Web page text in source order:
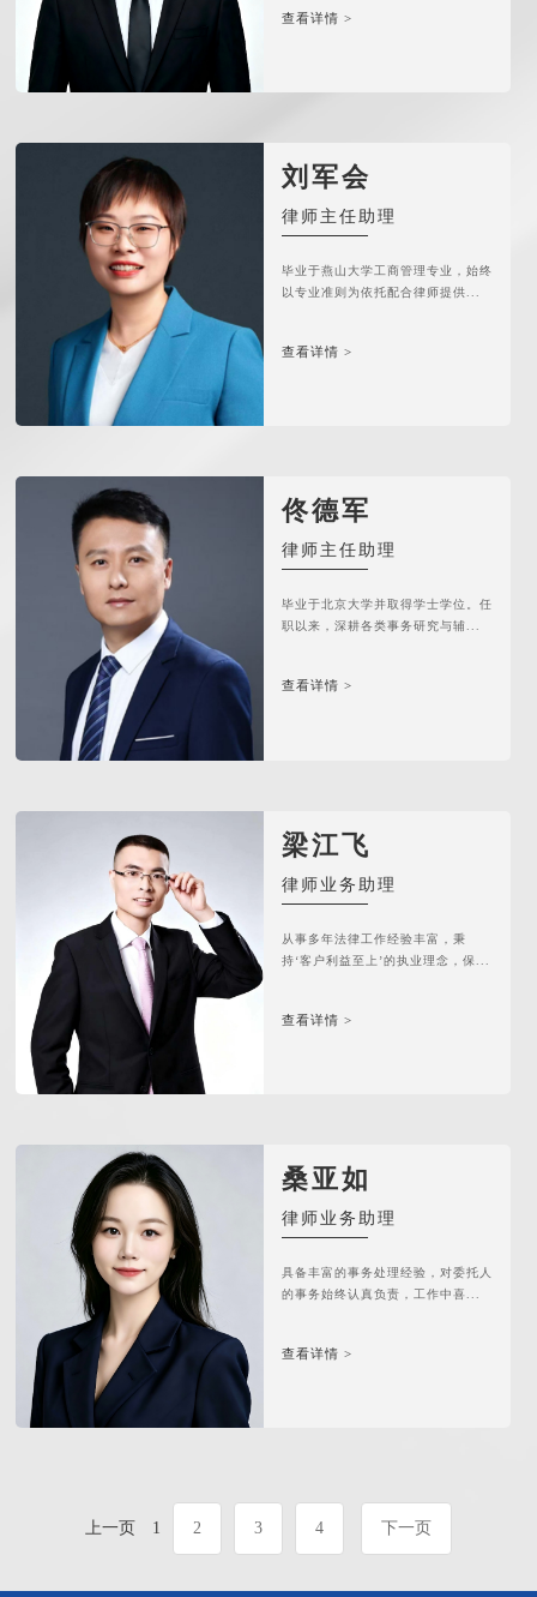
查看详情 >
刘军会
律师主任助理
毕业于燕山大学工商管理专业，始终
以专业准则为依托配合律师提供...
查看详情 >
佟德军
律师主任助理
毕业于北京大学并取得学士学位。任
职以来，深耕各类事务研究与辅...
查看详情 >
梁江飞
律师业务助理
从事多年法律工作经验丰富，秉
持‘客户利益至上’的执业理念，保...
查看详情 >
桑亚如
律师业务助理
具备丰富的事务处理经验，对委托人
的事务始终认真负责，工作中喜...
查看详情 >
上一页 1 2 3 4 下一页